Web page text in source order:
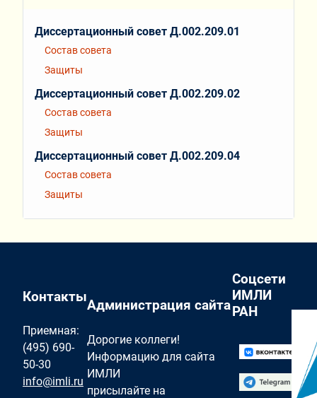
Диссертационный совет Д.002.209.01
Состав совета
Защиты
Диссертационный совет Д.002.209.02
Состав совета
Защиты
Диссертационный совет Д.002.209.04
Состав совета
Защиты
Контакты
Приемная:
(495) 690-
50-30
info@imli.ru
Администрация сайта
Дорогие коллеги!
Информацию для сайта
ИМЛИ
присылайте на
Соцсети
ИМЛИ
РАН